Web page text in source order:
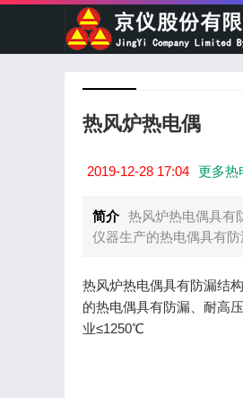
热风炉热电偶
2019-12-28 17:04 更多热
简介 热风炉热电偶具有
仪器生产的热电偶具有
热风炉热电偶具有防漏结
的热电偶具有防漏、耐高
业≤1250℃